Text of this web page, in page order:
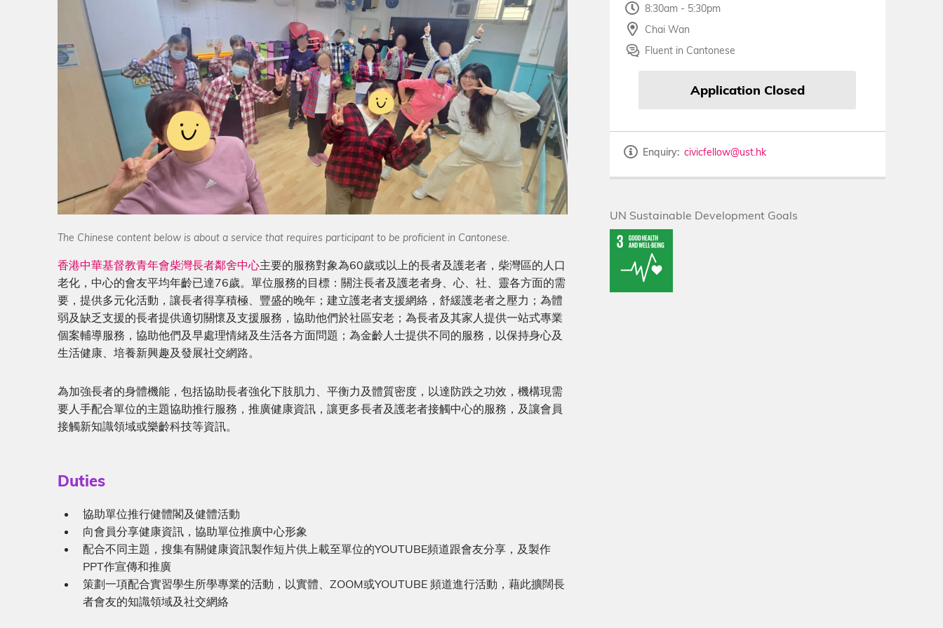
8:30am - 5:30pm
Chai Wan
Fluent in Cantonese
Application Closed
Enquiry civicfellow@ust.hk
UN Sustainable Development Goals
The Chinese content below is about a service that requires participant to be proficient in Cantonese.
香港中華基督教青年會柴灣長者鄰舍中心主要的服務對象為60歲或以上的長者及護老者，柴灣區的人口
老化，中心的會友平均年齡已達76歲。單位服務的目標：關注長者及護老者身、心、社、靈各方面的需
要，提供多元化活動，讓長者得享積極、豐盛的晚年；建立護老者支援網絡，舒緩護老者之壓力；為體
弱及缺乏支援的長者提供適切關懷及支援服務，協助他們於社區安老；為長者及其家人提供一站式專業
個案輔導服務，協助他們及早處理情緒及生活各方面問題；為⾦齡⼈⼠提供不同的服務，以保持⾝⼼及
⽣活健康、培養新興趣及發展社交網路。
為加強長者的身體機能，包括協助長者強化下肢肌力、平衡力及體質密度，以達防跌之功效，機構現需
要⼈⼿配合單位的主題協助推⾏服務，推廣健康資訊，讓更多長者及護老者接觸中心的服務，及讓會員
接觸新知識領域或樂齡科技等資訊。
Sub-
Duties
Description
協助單位推行健體閣及健體活動
向會員分享健康資訊，協助單位推廣中⼼形象
配合不同主題，搜集有關健康資訊製作短⽚供上載⾄單位的YOUTUBE頻道跟會友分享，及製作
PPT作宣傳和推廣
策劃⼀項配合實習學⽣所學專業的活動，以實體、ZOOM或YOUTUBE 頻道進⾏活動，藉此擴闊⻑
者會友的知識領域及社交網絡